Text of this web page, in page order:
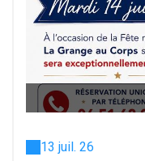
13 juil. 26